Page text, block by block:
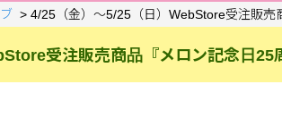
> 4/25（金）～5/25（日）WebStore受注販売
受注販売商品『メロン記念日25